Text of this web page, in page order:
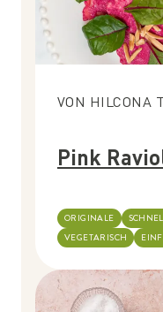
VON HILCONA
Pink
ORIGINALE
VEGETARISCH